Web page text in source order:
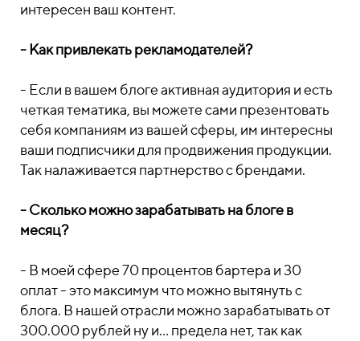
интересен ваш контент.
- Как привлекать рекламодателей?
- Если в вашем блоге активная аудитория и есть
четкая тематика, вы можете сами презентовать
себя компаниям из вашей сферы, им интересны
ваши подписчики для продвижения продукции.
Так налаживается партнерство с брендами.
- Сколько можно зарабатывать на блоге в
месяц?
- В моей сфере 70 процентов бартера и 30
оплат - это максимум что можно вытянуть с
блога. В нашей отрасли можно зарабатывать от
300.000 рублей ну и... предела нет, так как